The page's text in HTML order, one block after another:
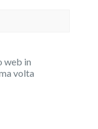
web in
volta